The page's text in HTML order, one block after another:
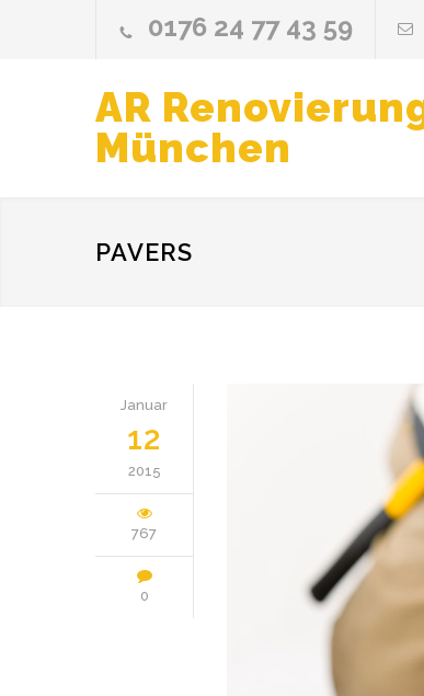
0176 24 77 43 59
AR
München
PAVERS
Januar
12
2015
767
0